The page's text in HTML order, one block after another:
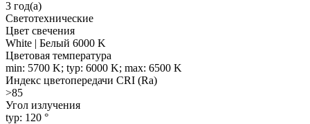
3 год(а)
Светотехнические
Цвет свечения
White | Белый 6000 K
Цветовая температура
min: 5700 K; typ: 6000 K; max: 6500 K
Индекс цветопередачи CRI (Ra)
>85
Угол излучения
typ: 120 °